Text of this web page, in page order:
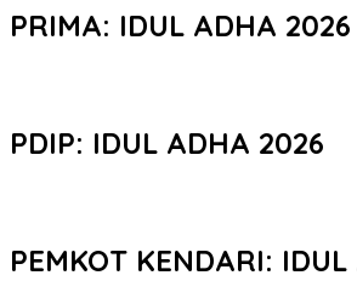
PRIMA: IDUL ADHA 2026
PDIP: IDUL ADHA 2026
PEMKOT KENDARI: